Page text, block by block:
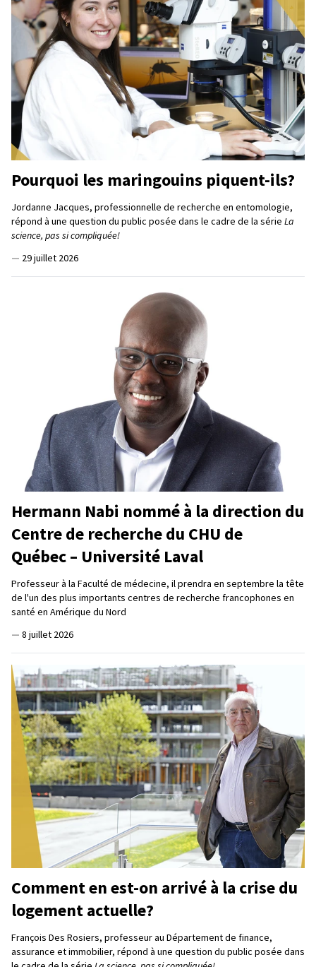
Pourquoi les maringouins piquent-ils?
Jordanne Jacques, professionnelle de recherche en entomologie,
répond à une question du public posée dans le cadre de la série La
science, pas si compliquée!
— 29 juillet 2026
Hermann Nabi nommé à la direction du
Centre de recherche du CHU de
Québec – Université Laval
Professeur à la Faculté de médecine, il prendra en septembre la tête
de l'un des plus importants centres de recherche francophones en
santé en Amérique du Nord
— 8 juillet 2026
Comment en est-on arrivé à la crise du
logement actuelle?
François Des Rosiers, professeur au Département de finance,
assurance et immobilier, répond à une question du public posée dans